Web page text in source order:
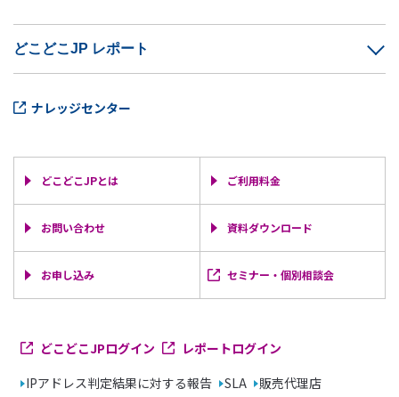
どこどこJP レポート
ナレッジセンター
どこどこJPとは ご利用料金
お問い合わせ 資料ダウンロード
お申し込み セミナー・個別相談会
どこどこJPログイン
レポートログイン
IPアドレス判定結果に対する報告
SLA
販売代理店